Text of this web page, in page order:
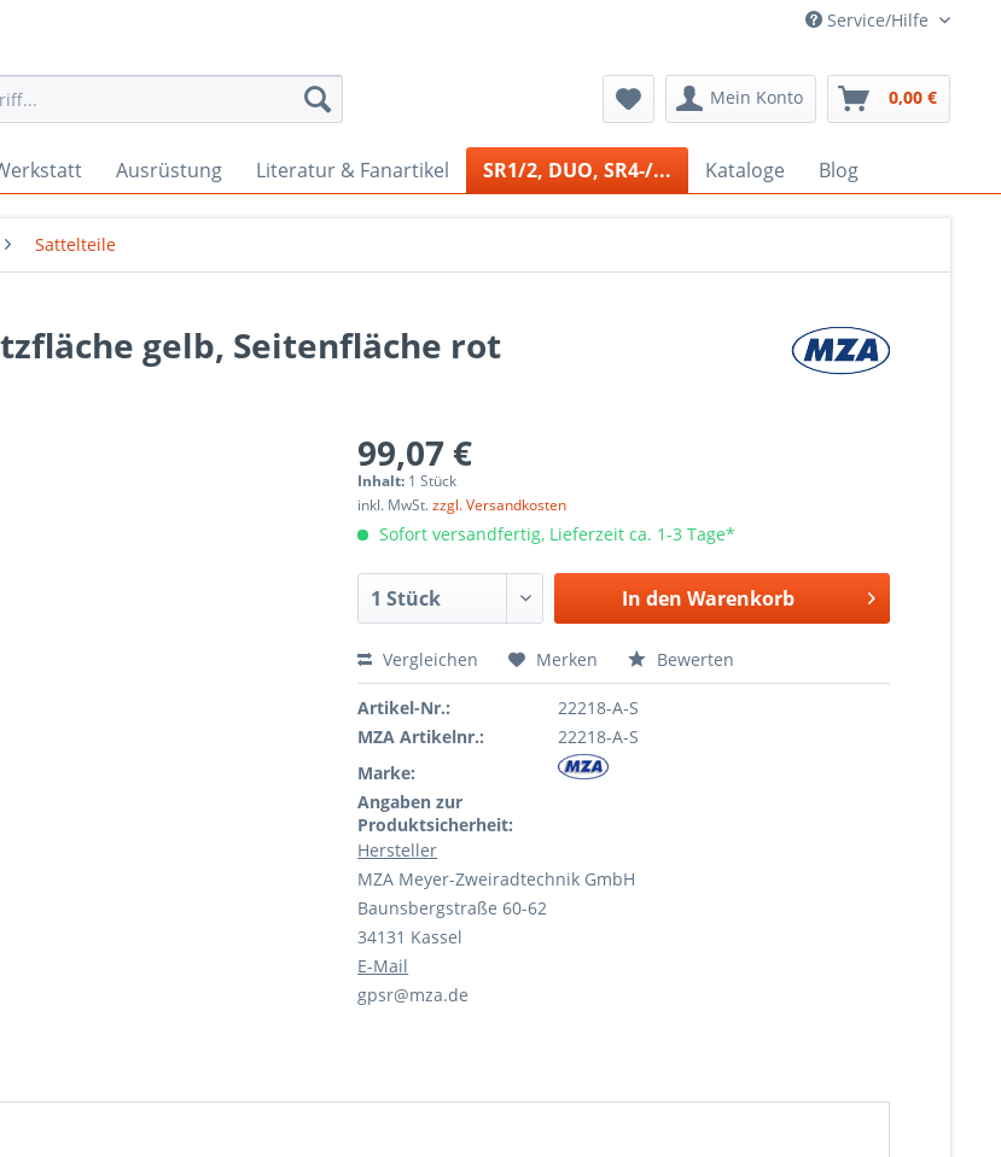
Service/Hilfe
Mein Konto 0,00 €
Ausrüstung Literatur & Fanartikel SR1/2, DUO, SR4-/... Kataloge Blog
Sattelteile
gelb, Seitenfläche rot
99,07 €
Inhalt: 1 Stück
inkl. MwSt.zzgl. Versandkosten
Sofort versandfertig, Lieferzeit ca. 1-3 Tage*
In den Warenkorb
Vergleichen Merken Bewerten
Artikel-Nr.:
22218-A-S
MZA Artikelnr.:
22218-A-S
Marke:
Angaben zur
Produktsicherheit:
Hersteller
MZA Meyer-Zweiradtechnik GmbH
Baunsbergstraße 60-62
34131 Kassel
E-Mail
gpsr@mza.de